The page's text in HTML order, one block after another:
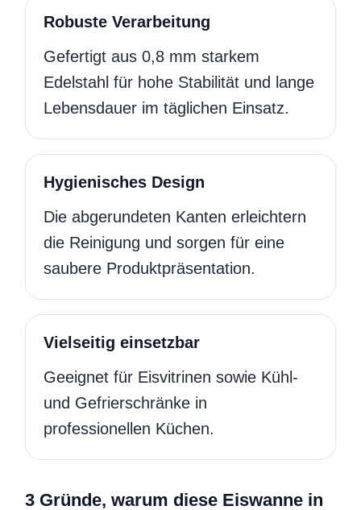
Robuste Verarbeitung
Gefertigt aus 0,8 mm starkem
Edelstahl für hohe Stabilität und lange
Lebensdauer im täglichen Einsatz.
Hygienisches Design
Die abgerundeten Kanten erleichtern
die Reinigung und sorgen für eine
saubere Produktpräsentation.
Vielseitig einsetzbar
Geeignet für Eisvitrinen sowie Kühl-
und Gefrierschränke in
professionellen Küchen.
3 Gründe, warum diese Eiswanne in